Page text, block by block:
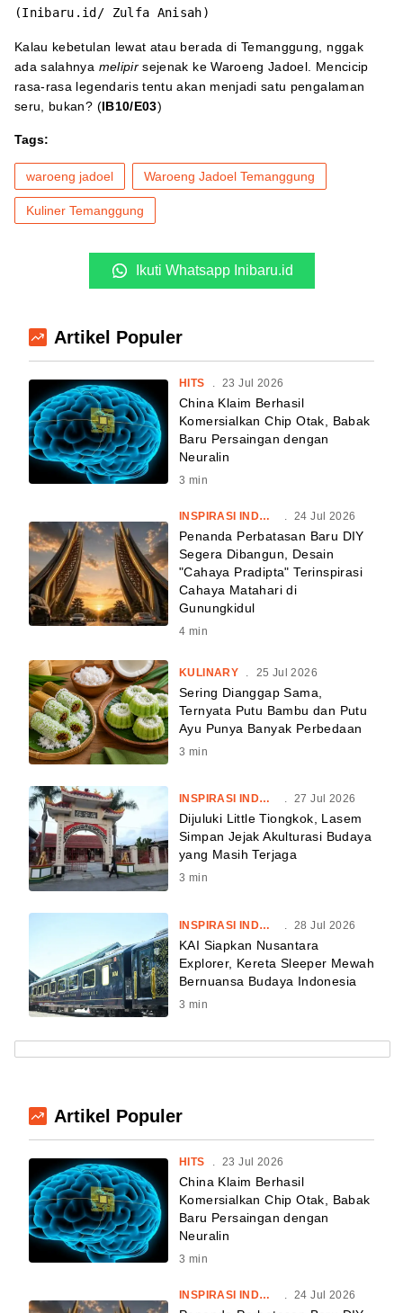
(Inibaru.id/ Zulfa Anisah)
Kalau kebetulan lewat atau berada di Temanggung, nggak
ada salahnya melipirsejenak ke Waroeng Jadoel. Mencicip
rasa-rasa legendaris tentu akan menjadi satu pengalaman
seru, bukan? (IB10/E03)
Tags:
waroeng jadoel Waroeng Jadoel Temanggung
Kuliner Temanggung
Ikuti Whatsapp Inibaru.id
Artikel Populer
HITS . 23 Jul 2026
China Klaim Berhasil
Komersialkan Chip Otak, Babak
Baru Persaingan dengan
Neuralin
3 min
INSPIRASI INDONESIA . 24 Jul 2026
Penanda Perbatasan Baru DIY
Segera Dibangun, Desain
"Cahaya Pradipta" Terinspirasi
Cahaya Matahari di
Gunungkidul
4 min
KULINARY . 25 Jul 2026
Sering Dianggap Sama,
Ternyata Putu Bambu dan Putu
Ayu Punya Banyak Perbedaan
3 min
INSPIRASI INDONESIA . 27 Jul 2026
Dijuluki Little Tiongkok, Lasem
Simpan Jejak Akulturasi Budaya
yang Masih Terjaga
3 min
INSPIRASI INDONESIA 28 Jul 2026
KAI Siapkan Nusantara
Explorer, Kereta Sleeper Mewah
Bernuansa Budaya Indonesia
3 min
Artikel Populer
HITS 23 Jul 2026
China Klaim Berhasil
Komersialkan Chip Otak, Babak
Baru Persaingan dengan
Neuralin
3 min
INSPIRASI INDONESIA 24 Jul 2026